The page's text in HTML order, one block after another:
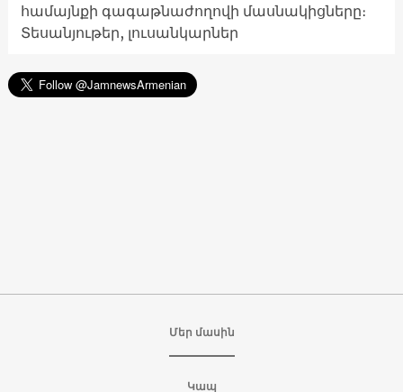
համայնքի գագաթնաժողովի մասնակիցները։
Տեսանյութեր, լուսանկարներ
Մեր մասին
Կապ